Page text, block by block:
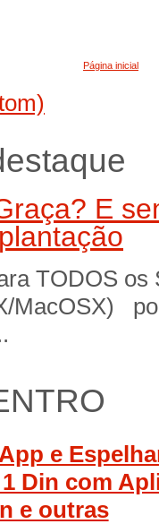
Página inicial
E
TODOS
MacOSX)
e
Din com
e outras